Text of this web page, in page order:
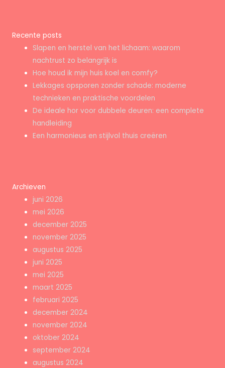
Recente posts
Slapen en herstel van het lichaam: waarom
nachtrust zo belangrijk is
Hoe houd ik mijn huis koel en comfy?
Lekkages opsporen zonder schade: moderne
technieken en praktische voordelen
De ideale hor voor dubbele deuren: een complete
handleiding
Een harmonieus en stijlvol thuis creëren
Archieven
juni 2026
mei 2026
december 2025
november 2025
augustus 2025
juni 2025
mei 2025
maart 2025
februari 2025
december 2024
november 2024
oktober 2024
september 2024
augustus 2024